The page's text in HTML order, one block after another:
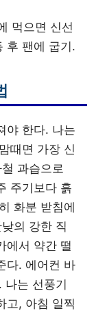
먹으면 신선
후 팬에 굽기.
야 한다. 나는
때면 가장 신
과습으로
주기보다 흙
화분 받침에
의 강한 직
에서 약간 떨
다. 에어컨 바
나는 선풍기
고, 아침 일찍